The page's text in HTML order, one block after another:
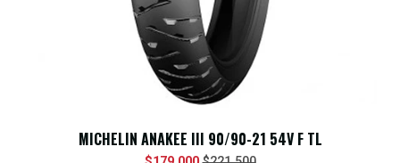
MICHELIN ANAKEE III 90/90-21 54V F TL